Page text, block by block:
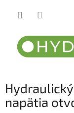
napätia